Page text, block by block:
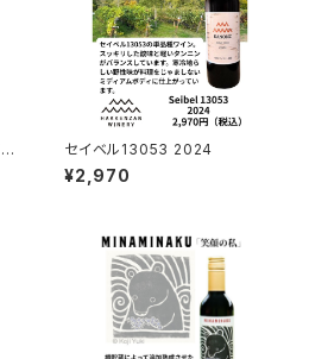
セイベル13053 2024
¥2,970